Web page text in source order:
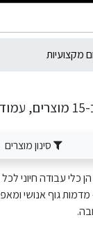
מקצועיות
סינון מוצרים
הן כלי עבודה חיוני
גוף אנושי